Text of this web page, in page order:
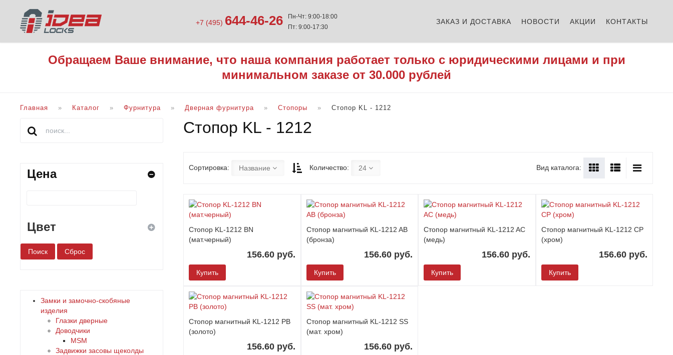
+7 (495) 644-46-26
Пн-Чт: 9:00-18:00
Пт: 9:00-17:30
ЗАКАЗ И ДОСТАВКА НОВОСТИ АКЦИИ КОНТАКТЫ
Обращаем Ваше внимание, что наша компания работает только с юридическими лицами и при
минимальном заказе от 30.000 рублей
Главная Каталог Фурнитура Дверная фурнитура Стопоры Стопор KL - 1212
Стопор KL - 1212
Сортировка: Название Количество: 24 Вид каталога:
Стопор KL-1212 BN
(мат.черный)
156.60 руб.
Купить
Стопор магнитный KL-1212 AB
(бронза)
156.60 руб.
Купить
Стопор магнитный KL-1212 AC
(медь)
156.60 руб.
Купить
Стопор магнитный KL-1212 CP
(хром)
156.60 руб.
Купить
Стопор магнитный KL-1212 PB
(золото)
156.60 руб.
Стопор магнитный KL-1212 SS
(мат. хром)
156.60 руб.
Цена
Цвет
белый
дерево
желтый
Замки и замочно-скобяные
изделия
Глазки дверные
Доводчики
MSM
Задвижки засовы щеколды